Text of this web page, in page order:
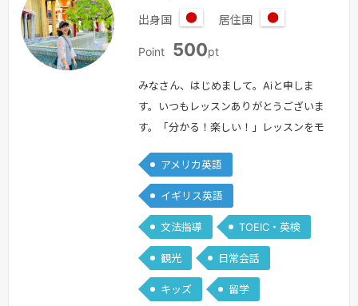
出身国
本
居住国
Point 500pt
みなさん、はじめまして。Aiと申しま
す。いつもレッスンありがとうございま
す。「分かる！楽しい！」レッスンをモ
レッスンをしていきたいと思います。大
学在学中は１年間ロンドンに留学し、英
語を学びました。何も話せない状態から
いきなりの留学。「話せなくて悔し
い！」体験をたくさんしました。「分か
らなくて悔しい」を「分かる！楽し
い！」に変えられるよう一緒に学習して
アメリカ英語
イギリス英語
文法指導 TOEIC・英検
観光 日常会話
キッズ 留学